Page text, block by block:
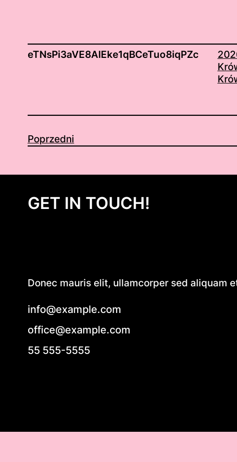
eTNsPi3aVE8AIEke1qBCeTuo8iqPZc
Poprzedni
GET IN TOUCH!
Donec mauris elit, ullamcorper sed aliquam
info@example.com
office@example.com
55 555-5555